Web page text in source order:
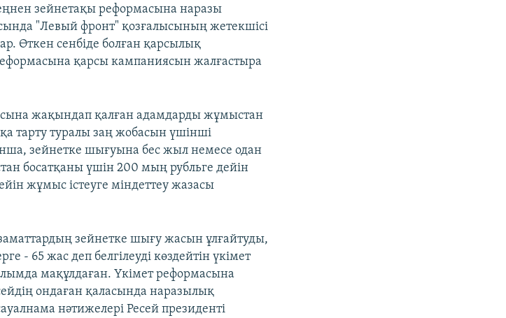
зейнетақы реформасына наразы
"Левый фронт" қозғалысының жетекшісі
Өткен сенбіде болған қарсылық
қарсы кампаниясын жалғастыра
жақындап қалған адамдарды жұмыстан
тарту туралы заң жобасын үшінші
зейнетке шығуына бес жыл немесе одан
босатқаны үшін 200 мың рубльге дейін
жұмыс істеуге міндеттеу жазасы
зейнетке шығу жасын ұлғайтуды,
- 65 жас деп белгілеуді көздейтін үкімет
мақұлдаған. Үкімет реформасына
ондаған қаласында наразылық
нәтижелері Ресей президенті